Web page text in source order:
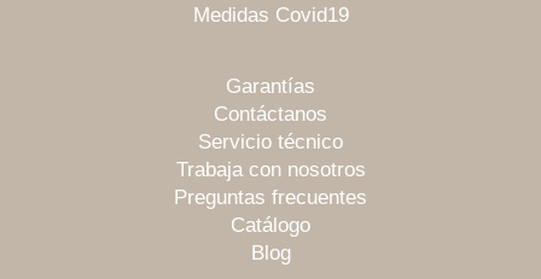
Medidas Covid19
Garantías
Contáctanos
Servicio técnico
Trabaja con nosotros
Preguntas frecuentes
Catálogo
Blog